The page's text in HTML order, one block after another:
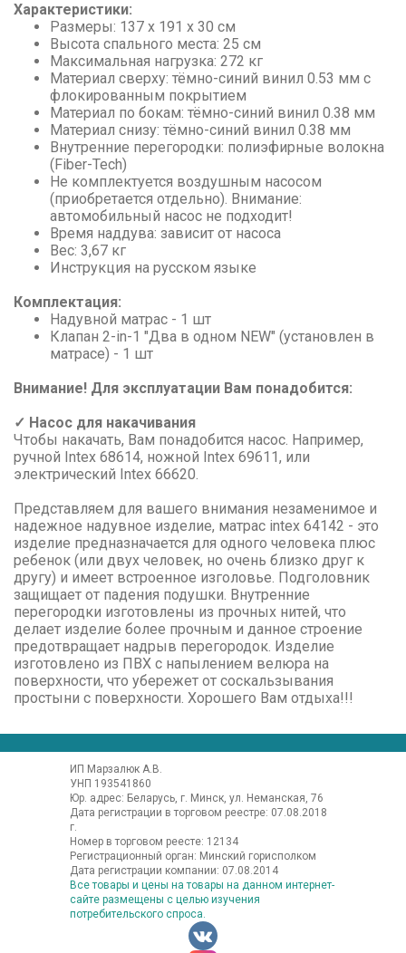
Характеристики:
Размеры: 137 x 191 x 30 см
Высота спального места: 25 см
Максимальная нагрузка: 272 кг
Материал сверху: тёмно-синий винил 0.53 мм с
флокированным покрытием
Материал по бокам: тёмно-синий винил 0.38 мм
Материал снизу: тёмно-синий винил 0.38 мм
Внутренние перегородки: полиэфирные волокна
(Fiber-Tech)
Не комплектуется воздушным насосом
(приобретается отдельно). Внимание:
автомобильный насос не подходит!
Время наддува: зависит от насоса
Вес: 3,67 кг
Инструкция на русском языке
Комплектация:
Надувной матрас - 1 шт
Клапан 2-in-1 "Два в одном NEW" (установлен в
матрасе) - 1 шт
Внимание! Для эксплуатации Вам понадобится:
✓ Насос для накачивания
Чтобы накачать, Вам понадобится насос. Например,
ручной Intex 68614, ножной Intex 69611, или
электрический Intex 66620.
Представляем для вашего внимания незаменимое и
надежное надувное изделие, матрас intex 64142 - это
изделие предназначается для одного человека плюс
ребенок (или двух человек, но очень близко друг к
другу) и имеет встроенное изголовье. Подголовник
защищает от падения подушки. Внутренние
перегородки изготовлены из прочных нитей, что
делает изделие более прочным и данное строение
предотвращает надрыв перегородок. Изделие
изготовлено из ПВХ с напылением велюра на
поверхности, что убережет от соскальзывания
простыни с поверхности. Хорошего Вам отдыха!!!
ИП Марзалюк А.В.
УНП 193541860
Юр. адрес: Беларусь, г. Минск, ул. Неманская, 76
Дата регистрации в торговом реестре: 07.08.2018
г.
Номер в торговом реесте: 12134
Регистрационный орган: Минский горисполком
Дата регистрации компании: 07.08.2014
Все товары и цены на товары на данном интернет-
сайте размещены с целью изучения
потребительского спроса.